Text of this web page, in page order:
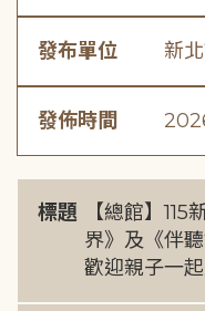
發布單位 新
發佈時間
標題
【總館】
界》及《伴
歡迎親子一